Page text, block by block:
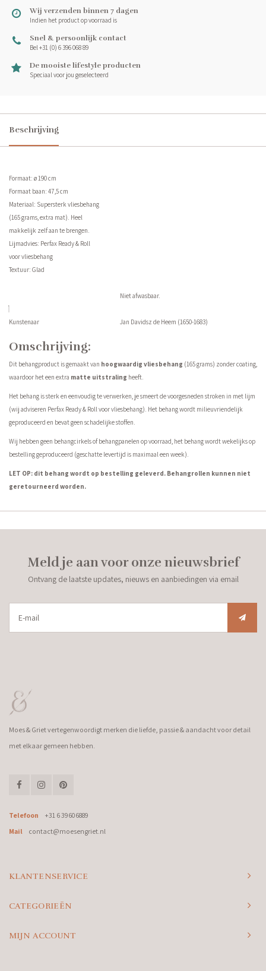
Wij verzenden binnen 7 dagen
Indien het product op voorraad is
Snel & persoonlijk contact
Bel +31 (0) 6 396 068 89
De mooiste lifestyle producten
Speciaal voor jou geselecteerd
Beschrijving
Formaat: ø 190 cm
Formaat baan: 47,5 cm
Materiaal: Supersterk vliesbehang
(165 grams, extra mat). Heel
makkelijk zelf aan te brengen.
Lijmadvies: Perfax Ready & Roll
voor vliesbehang
Textuur: Glad
Niet afwasbaar.
Kunstenaar Jan Davidsz de Heem (1650-1683)
Omschrijving:
Dit behangproduct is gemaakt van hoogwaardig vliesbehang (165 grams) zonder coating,
waardoor het een extra matte uitstraling heeft.
Het behang is sterk en eenvoudig te verwerken, je smeert de voorgesneden stroken in met lijm
(wij adviseren Perfax Ready & Roll voor vliesbehang). Het behang wordt milieuvriendelijk
geproduceerd en bevat geen schadelijke stoffen.
Wij hebben geen behangcirkels of behangpanelen op voorraad, het behang wordt wekelijks op
bestelling geproduceerd (geschatte levertijd is maximaal een week).
LET OP: dit behang wordt op bestelling geleverd. Behangrollen kunnen niet
geretourneerd worden.
Meld je aan voor onze nieuwsbrief
Ontvang de laatste updates, nieuws en aanbiedingen via email
Moes & Griet vertegenwoordigt merken die liefde, passie & aandacht voor detail
met elkaar gemeen hebben.
Telefoon
+31 6 39606889
Mail
contact@moesengriet.nl
KLANTENSERVICE
CATEGORIEËN
MIJN ACCOUNT